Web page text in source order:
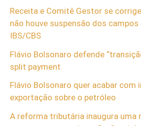
Receita e Comitê Gestor se
não houve suspensão dos
IBS/CBS
Flávio Bolsonaro defende
split payment
Flávio Bolsonaro quer acabar com
exportação sobre o petróleo
A reforma tributária inaugura uma